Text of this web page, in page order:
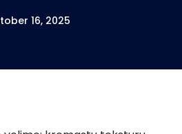
16, 2025